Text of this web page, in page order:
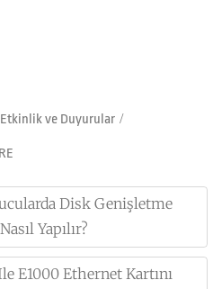
Etkinlik ve Duyurular
Disk Genişletme
Yapılır?
E1000 Ethernet Kartını